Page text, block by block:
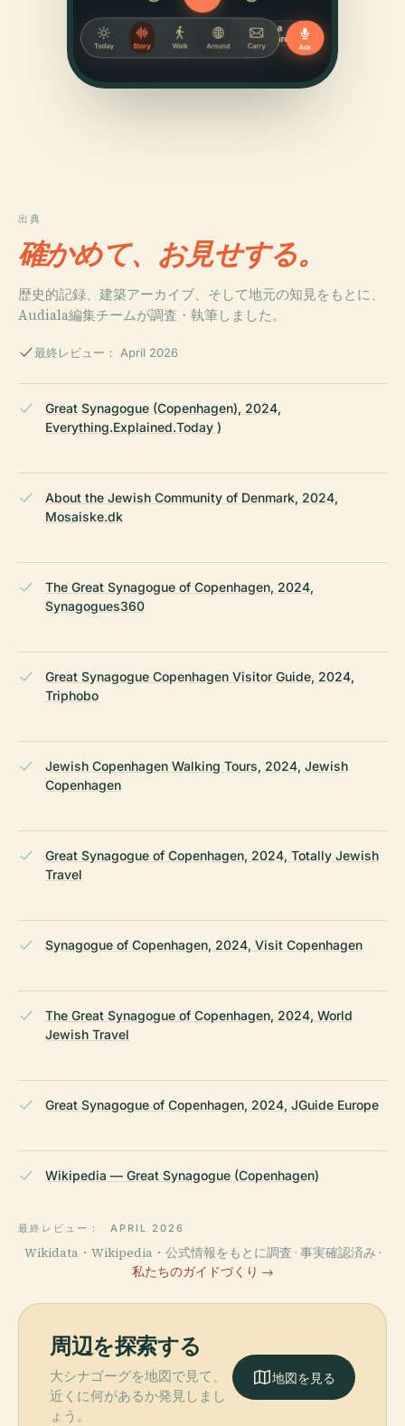
出典
確かめて、お見せする。
歴史的記録、建築アーカイブ、そして地元の知見をもとに、
Audiala編集チームが調査・執筆しました。
最終レビュー： April 2026
Great Synagogue (Copenhagen), 2024,
Everything.Explained.Today )
About the Jewish Community of Denmark, 2024,
Mosaiske.dk
The Great Synagogue of Copenhagen, 2024,
Synagogues360
Great Synagogue Copenhagen Visitor Guide, 2024,
Triphobo
Jewish Copenhagen Walking Tours, 2024, Jewish
Copenhagen
Great Synagogue of Copenhagen, 2024, Totally Jewish
Travel
Synagogue of Copenhagen, 2024, Visit Copenhagen
The Great Synagogue of Copenhagen, 2024, World
Jewish Travel
Great Synagogue of Copenhagen, 2024, JGuide Europe
Wikipedia — Great Synagogue (Copenhagen)
最終レビュー： APRIL 2026
Wikidata・Wikipedia・公式情報をもとに調査 · 事実確認済み ·
私たちのガイドづくり →
周辺を探索する
大シナゴーグを地図で見て、
近くに何があるか発見しまし
ょう。
地図を見る